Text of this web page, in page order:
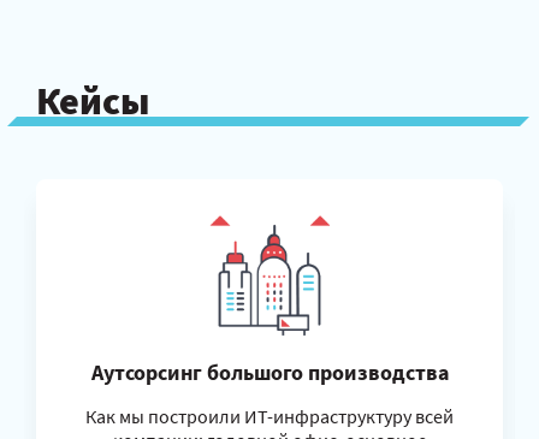
Кейсы
Аутсорсинг большого производства
Как мы построили ИТ-инфраструктуру всей